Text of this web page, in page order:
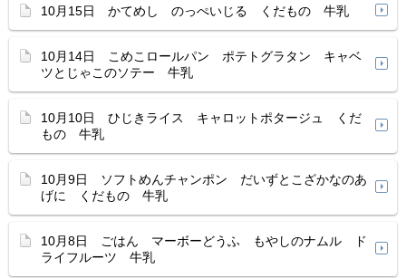
10月15日 かてめし のっぺいじる くだもの 牛乳
10月14日 こめこロールパン ポテトグラタン キャベ
ツとじゃこのソテー 牛乳
10月10日 ひじきライス キャロットポタージュ くだ
もの 牛乳
10月9日 ソフトめんチャンポン だいずとこざかなのあ
げに くだもの 牛乳
10月8日 ごはん マーボーどうふ もやしのナムル ド
ライフルーツ 牛乳